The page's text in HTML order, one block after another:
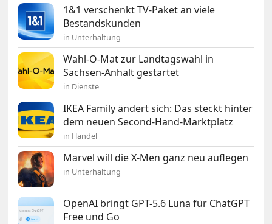
1&1 verschenkt TV-Paket an viele
Bestandskunden
in Unterhaltung
Wahl-O-Mat zur Landtagswahl in
Sachsen-Anhalt gestartet
in Dienste
IKEA Family ändert sich: Das steckt hinter
dem neuen Second-Hand-Marktplatz
in Handel
Marvel will die X-Men ganz neu auflegen
in Unterhaltung
OpenAI bringt GPT-5.6 Luna für ChatGPT
Free und Go